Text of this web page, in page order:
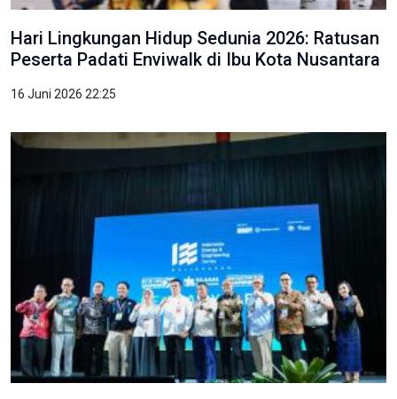
Hari Lingkungan Hidup Sedunia 2026: Ratusan
Peserta Padati Enviwalk di Ibu Kota Nusantara
16 Juni 2026 22:25